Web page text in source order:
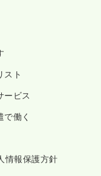
スト
ービス
で働く
情報保護方針